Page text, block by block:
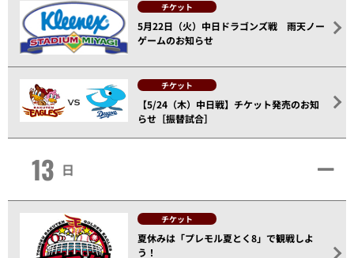
チケット
5月22日（火）中日ドラゴンズ戦 雨天ノー
ゲームのお知らせ
チケット
【5/24（木）中日戦】チケット発売のお知
らせ［振替試合］
13 日
チケット
夏休みは「プレモル夏とく8」で観戦しよ
う！